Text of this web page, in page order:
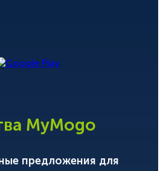
MyMogo
предложения для